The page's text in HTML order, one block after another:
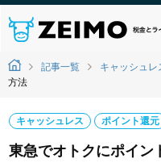
記事一覧 キャッシュレ
方法
キャッシュレス ポイント還元
東急でオトクにポイン